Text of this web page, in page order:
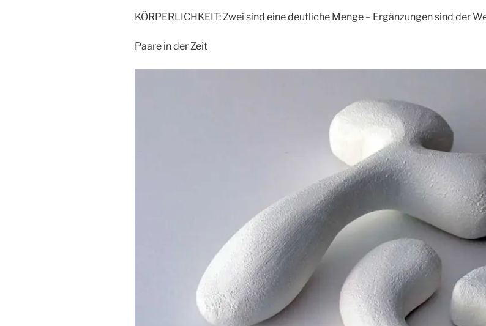
KÖRPERLICHKEIT: Zwei sind eine deutliche Menge – Ergänzungen sind der
Paare in der Zeit